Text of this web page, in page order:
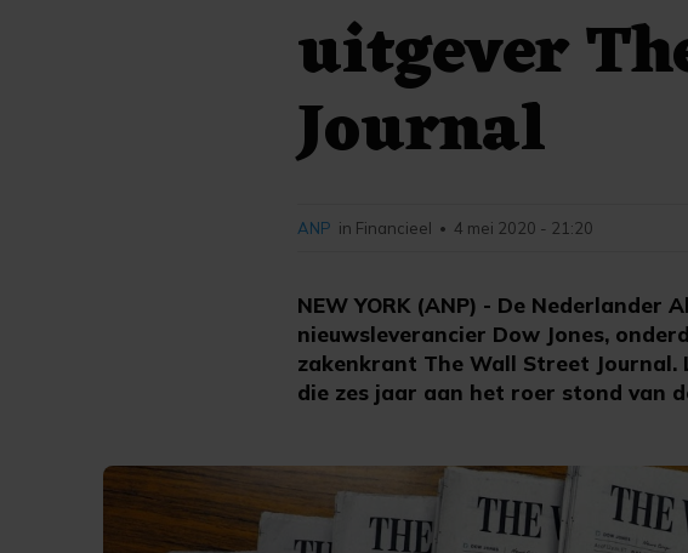
uitgever
Journal
NEW YORK (ANP) - De
nieuwsleverancier Dow Jones,
zakenkrant The Wall Street Journal.
die zes jaar aan het roer stond van
ANP in Financieel • 4 mei 2020 - 21:20